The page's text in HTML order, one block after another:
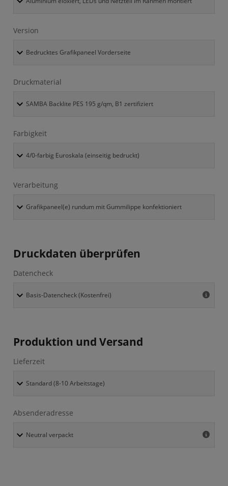
Version
Druckmaterial
Farbigkeit
Verarbeitung
Druckdaten überprüfen
Datencheck
Produktion und Versand
Lieferzeit
Absenderadresse